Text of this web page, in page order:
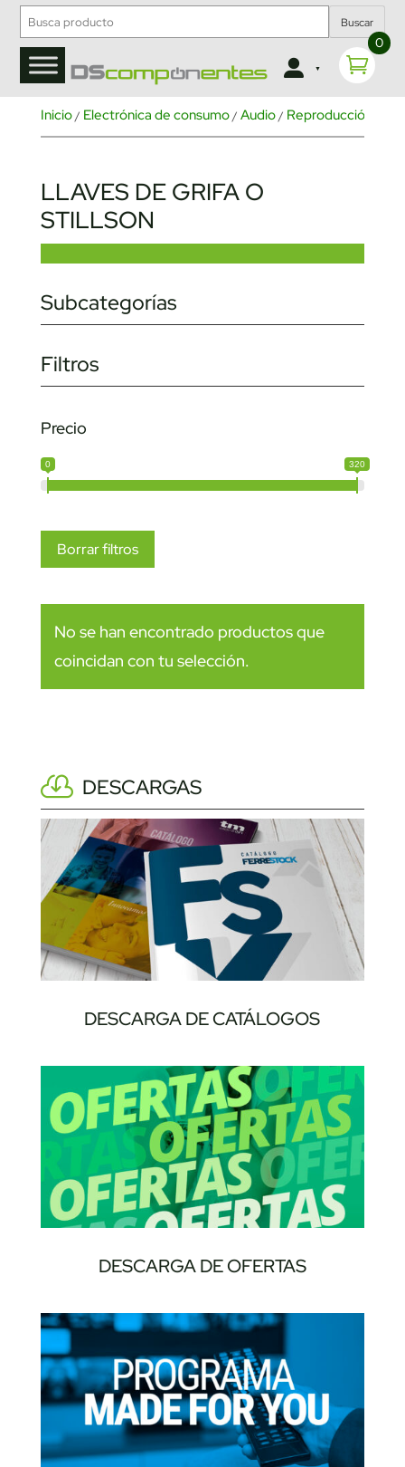
Buscar
0
Inicio/ Electrónica de consumo/ Audio/ Reproducción de
LLAVES DE GRIFA O
STILLSON
Subcategorías
Filtros
Precio
0 320
Borrar filtros
No se han encontrado productos que
coincidan con tu selección.
DESCARGAS
DESCARGA DE CATÁLOGOS
DESCARGA DE OFERTAS